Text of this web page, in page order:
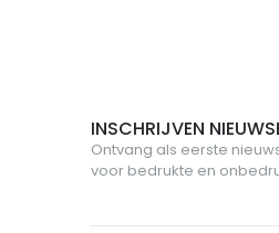
INSCHRIJVEN
Ontvang als eerste
voor bedrukte en